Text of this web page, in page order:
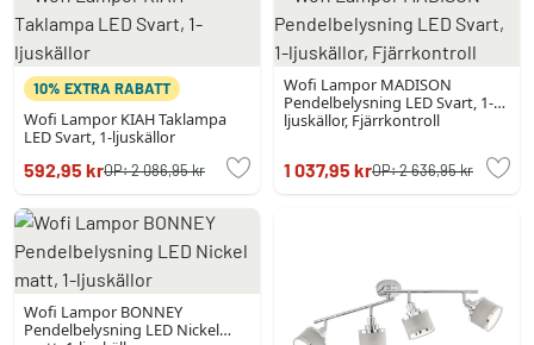
10% EXTRA RABATT
Wofi Lampor KIAH Taklampa
LED Svart, 1-ljuskällor
592,95 krOP:2 086,95 kr
Wofi Lampor MADISON
Pendelbelysning LED Svart, 1-
ljuskällor, Fjärrkontroll
1 037,95 krOP:2 636,95 kr
Wofi Lampor BONNEY
Pendelbelysning LED Nickel